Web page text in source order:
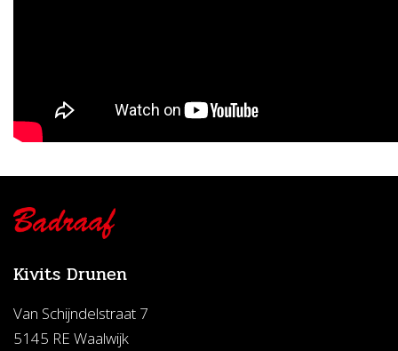
Kivits Drunen
Van Schijndelstraat 7
5145 RE Waalwijk